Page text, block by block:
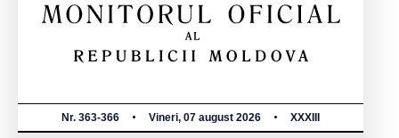
Nr. 363-366 Vineri, 07 august 2026 XXXIII